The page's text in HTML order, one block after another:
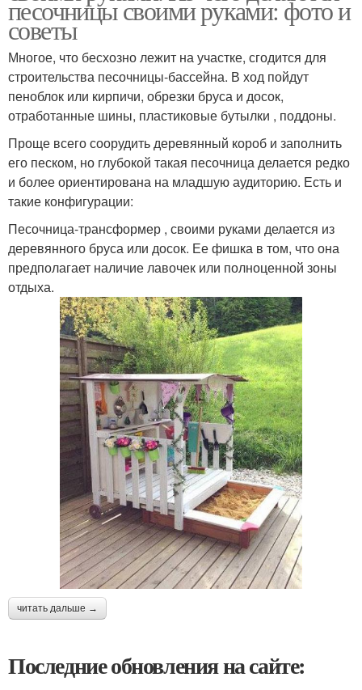
песочницы своими руками: фото и
советы
Многое, что бесхозно лежит на участке, сгодится для
строительства песочницы-бассейна. В ход пойдут
пеноблок или кирпичи, обрезки бруса и досок,
отработанные шины, пластиковые бутылки , поддоны.
Проще всего соорудить деревянный короб и заполнить
его песком, но глубокой такая песочница делается редко
и более ориентирована на младшую аудиторию. Есть и
такие конфигурации:
Песочница-трансформер , своими руками делается из
деревянного бруса или досок. Ее фишка в том, что она
предполагает наличие лавочек или полноценной зоны
отдыха.
читать дальше →
Последние обновления на сайте: